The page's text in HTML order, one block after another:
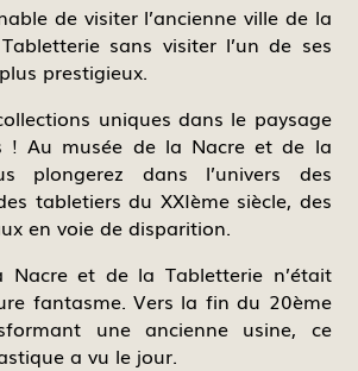
de visiter l’ancienne ville de la
sans visiter l’un de ses
prestigieux.
uniques dans le paysage
! Au musée de la Nacre et de la
plongerez dans l’univers des
tabletiers du XXIème siècle, des
en voie de disparition.
Nacre et de la Tabletterie n’était
fantasme. Vers la fin du 20ème
une ancienne usine, ce
a vu le jour.